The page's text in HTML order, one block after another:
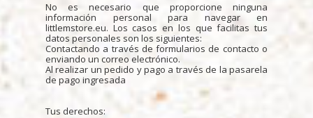
No es necesario que proporcione ninguna
información personal para navegar en
littlemstore.eu. Los casos en los que facilitas tus
datos personales son los siguientes:
Contactando a través de formularios de contacto o
enviando un correo electrónico.
Al realizar un pedido y pago a través de la pasarela
de pago ingresada
Tus derechos: